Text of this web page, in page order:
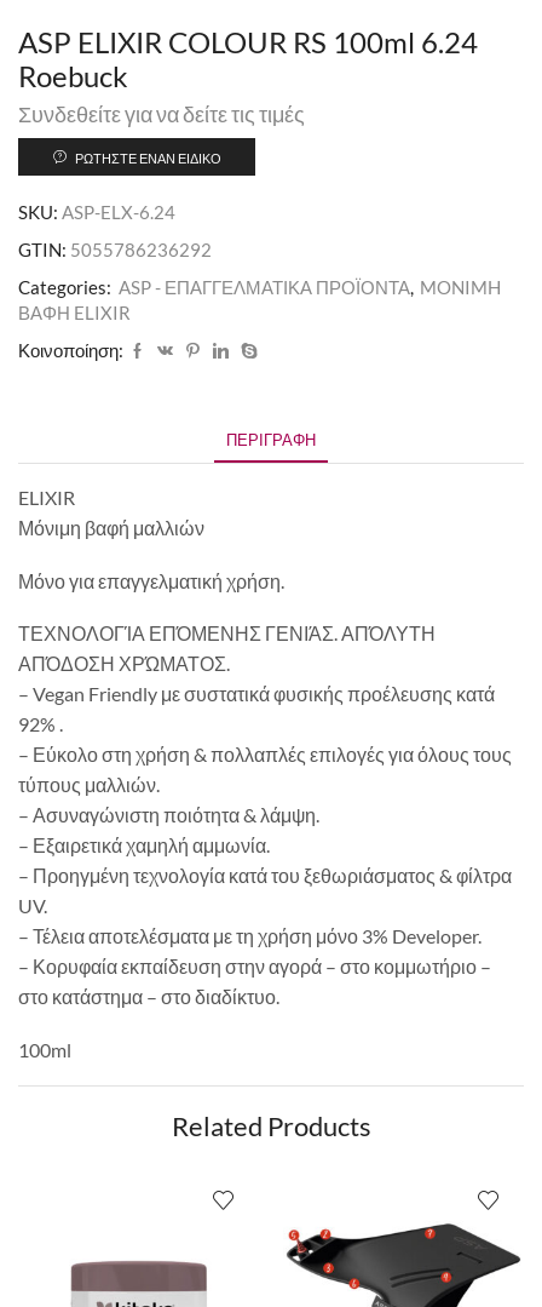
ASP ELIXIR COLOUR RS 100ml 6.24
Roebuck
Συνδεθείτε για να δείτε τις τιμές
ΡΩΤΉΣΤΕ ΈΝΑΝ ΕΙΔΙΚΌ
SKU: ASP-ELX-6.24
GTIN: 5055786236292
Categories: ASP - ΕΠΑΓΓΕΛΜΑΤΙΚΑ ΠΡΟΪΟΝΤΑ, MONIMH
ΒΑΦΗ ELIXIR
Κοινοποίηση:
ΠΕΡΙΓΡΑΦΉ
ELIXIR
Μόνιμη βαφή μαλλιών
Μόνο για επαγγελματική χρήση.
ΤΕΧΝΟΛΟΓΊΑ ΕΠΌΜΕΝΗΣ ΓΕΝΙΆΣ. ΑΠΌΛΥΤΗ
ΑΠΌΔΟΣΗ ΧΡΏΜΑΤΟΣ.
– Vegan Friendly με συστατικά φυσικής προέλευσης κατά
92% .
– Εύκολο στη χρήση & πολλαπλές επιλογές για όλους τους
τύπους μαλλιών.
– Ασυναγώνιστη ποιότητα & λάμψη.
– Εξαιρετικά χαμηλή αμμωνία.
– Προηγμένη τεχνολογία κατά του ξεθωριάσματος & φίλτρα
UV.
– Τέλεια αποτελέσματα με τη χρήση μόνο 3% Developer.
– Κορυφαία εκπαίδευση στην αγορά – στο κομμωτήριο –
στο κατάστημα – στο διαδίκτυο.
100ml
Related Products